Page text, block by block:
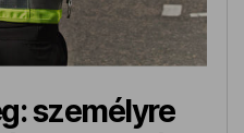
személyre